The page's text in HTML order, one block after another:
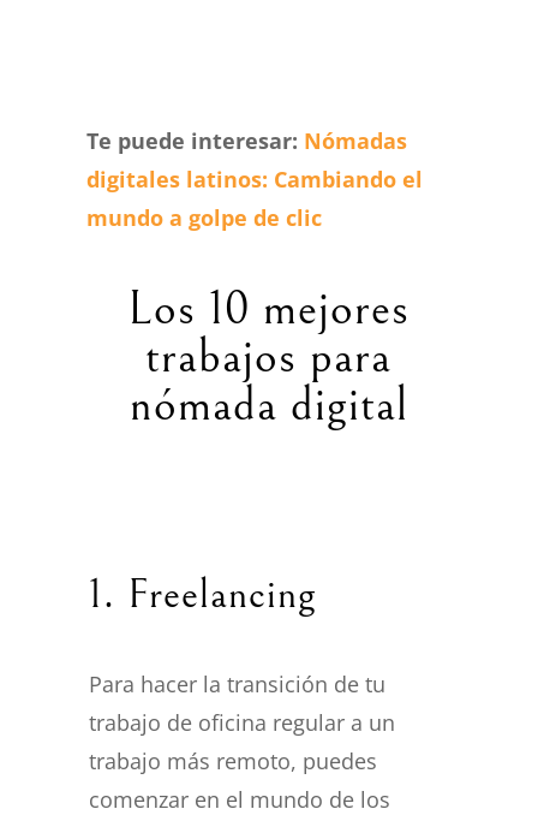
Te puede interesar: Nómadas
digitales latinos: Cambiando el
mundo a golpe de clic
Los 10 mejores
trabajos para
nómada digital
1. Freelancing
Para hacer la transición de tu
trabajo de oficina regular a un
trabajo más remoto, puedes
comenzar en el mundo de los